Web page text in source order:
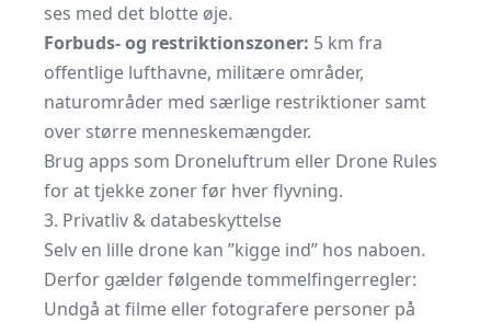
ses med det blotte øje.
Forbuds- og restriktionszoner: 5 km fra
offentlige lufthavne, militære områder,
naturområder med særlige restriktioner samt
over større menneskemængder.
Brug apps som Droneluftrum eller Drone Rules
for at tjekke zoner før hver flyvning.
3. Privatliv & databeskyttelse
Selv en lille drone kan ”kigge ind” hos naboen.
Derfor gælder følgende tommelfingerregler:
Undgå at filme eller fotografere personer på